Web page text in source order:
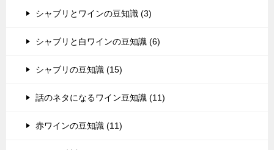
シャブリとワインの豆知識 (3)
シャブリと白ワインの豆知識 (6)
シャブリの豆知識 (15)
話のネタになるワイン豆知識 (11)
赤ワインの豆知識 (11)